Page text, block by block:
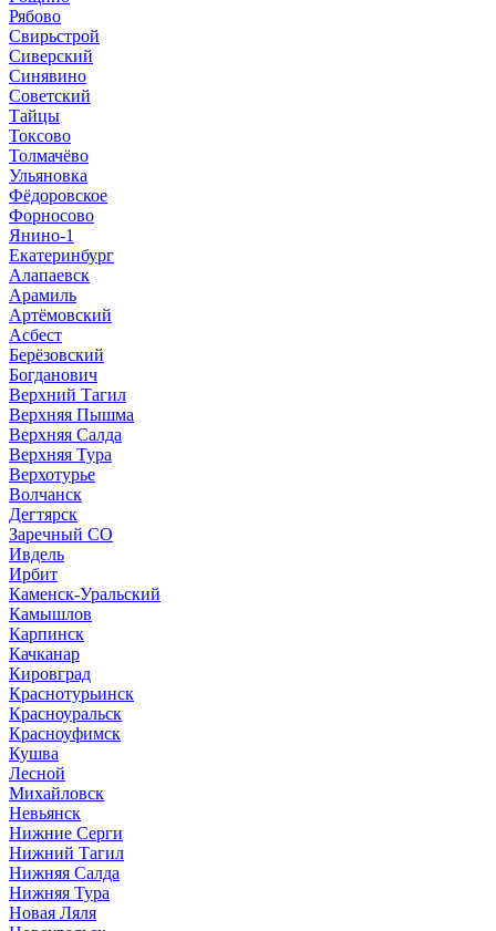
Рябово
Свирьстрой
Сиверский
Синявино
Советский
Тайцы
Токсово
Толмачёво
Ульяновка
Фёдоровское
Форносово
Янино-1
Екатеринбург
Алапаевск
Арамиль
Артёмовский
Асбест
Берёзовский
Богданович
Верхний Тагил
Верхняя Пышма
Верхняя Салда
Верхняя Тура
Верхотурье
Волчанск
Дегтярск
Заречный СО
Ивдель
Ирбит
Каменск-Уральский
Камышлов
Карпинск
Качканар
Кировград
Краснотурьинск
Красноуральск
Красноуфимск
Кушва
Лесной
Михайловск
Невьянск
Нижние Серги
Нижний Тагил
Нижняя Салда
Нижняя Тура
Новая Ляля